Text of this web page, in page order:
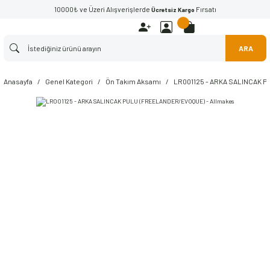
10000₺ ve Üzeri Alışverişlerde Ücretsiz Kargo Fırsatı
ARA
Anasayfa Genel Kategori Ön Takım Aksamı LR001125 - ARKA SALINCAK